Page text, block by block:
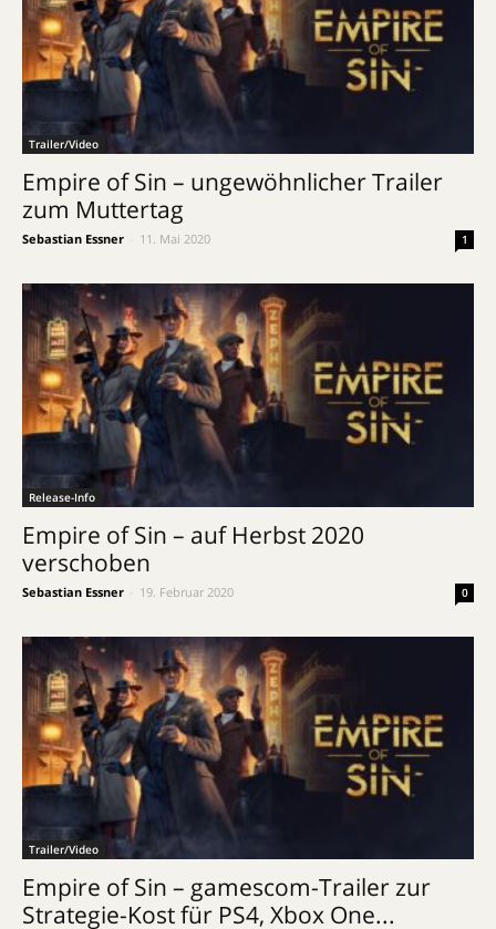
Trailer/Video
Empire of Sin – ungewöhnlicher Trailer
zum Muttertag
Sebastian Essner 11. Mai 2020 1
Release-Info
Empire of Sin – auf Herbst 2020
verschoben
Sebastian Essner 19. Februar 2020 0
Trailer/Video
Empire of Sin – gamescom-Trailer zur
Strategie-Kost für PS4, Xbox One...